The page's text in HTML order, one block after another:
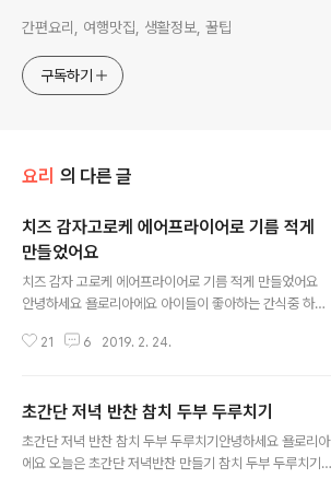
간편요리, 여행맛집, 생활정보, 꿀팁
구독하기
요리 의 다른 글
치즈 감자고로케 에어프라이어로 기름 적게
만들었어요
치즈 감자 고로케 에어프라이어로 기름 적게 만들었어요
안녕하세요 욜로리아에요 아이들이 좋아하는 간식중 하나
요리니까요기름 온도도 맞추기도 그렇고 남은 기름 처리하
따라할수 있는 치즈감자고로케 함께 만들어봐요 치즈 감자
고로케 레시피 감자, 당근, 모짜렐라치즈빵가루,튀김가루,
계란마요네즈,설탕,소금,식용유 1.감자 삶기 감자는 작게
21 6 2019. 2. 24.
초간단 저녁 반찬 참치 두부 두루치기
초간단 저녁 반찬 참치 두부 두루치기안녕하세요 욜로리아
에요 오늘은 초간단 저녁반찬 만들기 참치 두부 두루치기